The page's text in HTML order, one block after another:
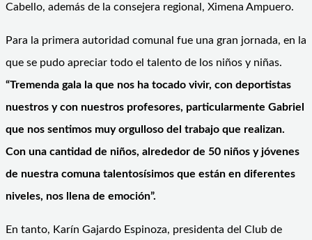
Cabello, además de la consejera regional, Ximena Ampuero.
Para la primera autoridad comunal fue una gran jornada, en la
que se pudo apreciar todo el talento de los niños y niñas.
“Tremenda gala la que nos ha tocado vivir, con deportistas
nuestros y con nuestros profesores, particularmente Gabriel
que nos sentimos muy orgulloso del trabajo que realizan.
Con una cantidad de niños, alrededor de 50 niños y jóvenes
de nuestra comuna talentosísimos que están en diferentes
niveles, nos llena de emoción”.
En tanto, Karín Gajardo Espinoza, presidenta del Club de